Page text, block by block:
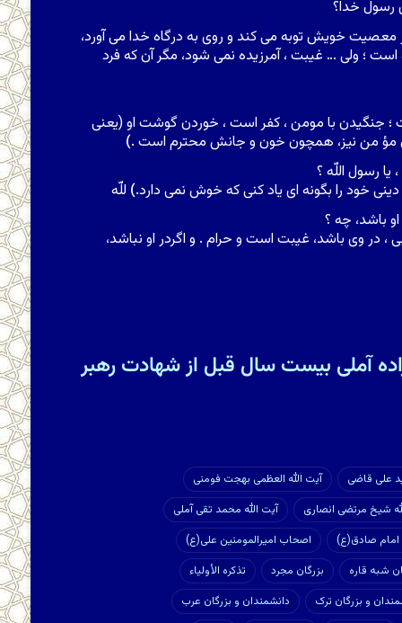
رسول خدا؟
از معصیت خویش توبه مى کند و روى به درگاه خدا مى آورد،
؛ ولى … غیبت ، آمرزیده نمى شود، مگر آن که فرد
جنگیدن با مومن ، کفر است ، خوردن گوشت او (یعنى
مؤ من نیز، همچون خون و جانش محترم است .)
رسول اللّه ؟
دینى خود را بگونه اى یاد کنى که خوش نمى دارد.) للّه
باشد، چه ؟
، در وى باشد، غیبت است و حرام . و اگردر او نباشد،
آملی بیست سال قبل از شهادت رهبر
علی قاضی
آیت الله العظمی بهجت فومنی
شیخ مرتضی انصاری
آیت الله محمد تقی آملی
صادق(ع)
اصحاب امیرالمومنین علی(ع)
شبه قاره
بزرگان مجرد
تذکره الأولیاء
و بزرگان ترک
دانشمندان و بزرگان عرب